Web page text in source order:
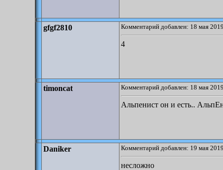
gfgf2810 Комментарий добавлен: 18 мая
4
timoncat Комментарий добавлен: 18 мая
Альпенист он и есть..
Daniker Комментарий добавлен: 19 мая
несложно